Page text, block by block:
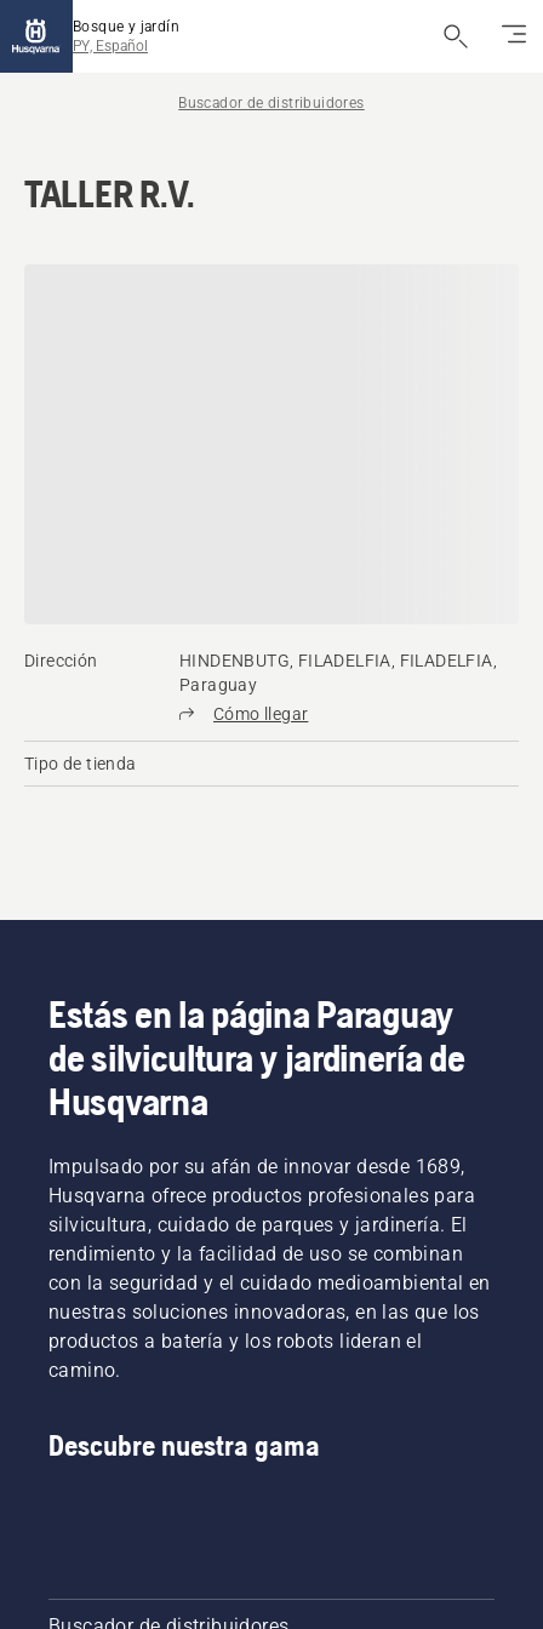
Bosque y jardín
PY, Español
Buscador de distribuidores
TALLER R.V.
Dirección
HINDENBUTG, FILADELFIA, FILADELFIA,
Paraguay
Cómo llegar
Tipo de tienda
Estás en la página Paraguay
de silvicultura y jardinería de
Husqvarna
Impulsado por su afán de innovar desde 1689,
Husqvarna ofrece productos profesionales para
silvicultura, cuidado de parques y jardinería. El
rendimiento y la facilidad de uso se combinan
con la seguridad y el cuidado medioambiental en
nuestras soluciones innovadoras, en las que los
productos a batería y los robots lideran el
camino.
Descubre nuestra gama